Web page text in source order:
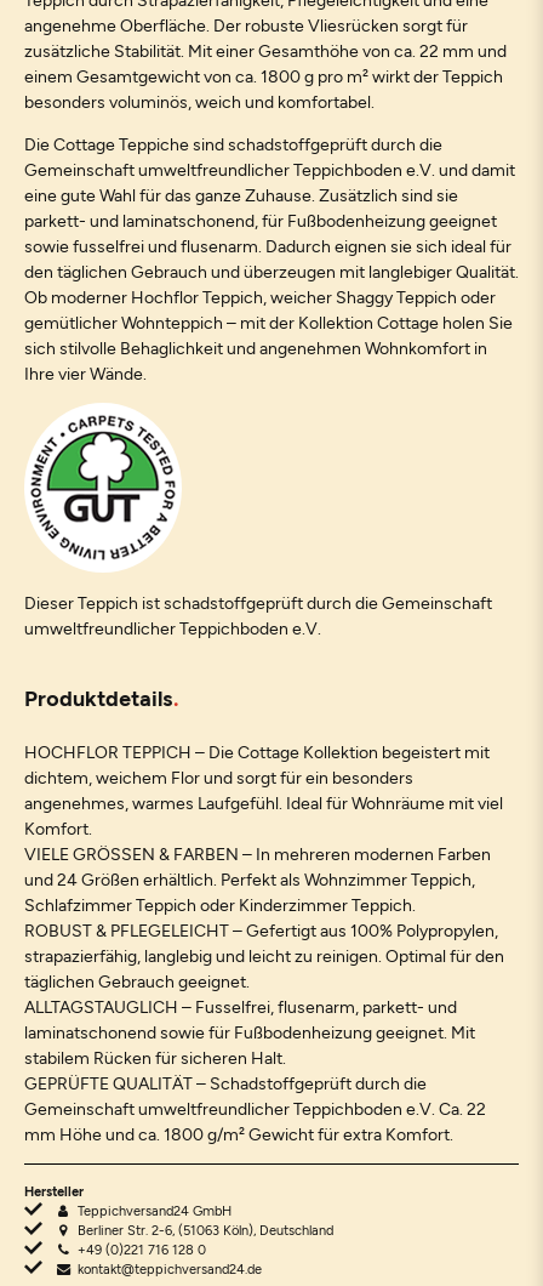
angenehme Oberfläche. Der robuste Vliesrücken sorgt für
zusätzliche Stabilität. Mit einer Gesamthöhe von ca. 22 mm und
einem Gesamtgewicht von ca. 1800 g pro m² wirkt der Teppich
besonders voluminös, weich und komfortabel.
Die Cottage Teppiche sind schadstoffgeprüft durch die
Gemeinschaft umweltfreundlicher Teppichboden e.V. und damit
eine gute Wahl für das ganze Zuhause. Zusätzlich sind sie
parkett- und laminatschonend, für Fußbodenheizung geeignet
sowie fusselfrei und flusenarm. Dadurch eignen sie sich ideal für
den täglichen Gebrauch und überzeugen mit langlebiger Qualität.
Ob moderner Hochflor Teppich, weicher Shaggy Teppich oder
gemütlicher Wohnteppich – mit der Kollektion Cottage holen Sie
sich stilvolle Behaglichkeit und angenehmen Wohnkomfort in
Ihre vier Wände.
Dieser Teppich ist schadstoffgeprüft durch die Gemeinschaft
umweltfreundlicher Teppichboden e.V.
Produktdetails
HOCHFLOR TEPPICH – Die Cottage Kollektion begeistert mit
dichtem, weichem Flor und sorgt für ein besonders
angenehmes, warmes Laufgefühl. Ideal für Wohnräume mit viel
Komfort.
VIELE GRÖSSEN & FARBEN – In mehreren modernen Farben
und 24 Größen erhältlich. Perfekt als Wohnzimmer Teppich,
Schlafzimmer Teppich oder Kinderzimmer Teppich.
ROBUST & PFLEGELEICHT – Gefertigt aus 100% Polypropylen,
strapazierfähig, langlebig und leicht zu reinigen. Optimal für den
täglichen Gebrauch geeignet.
ALLTAGSTAUGLICH – Fusselfrei, flusenarm, parkett- und
laminatschonend sowie für Fußbodenheizung geeignet. Mit
stabilem Rücken für sicheren Halt.
GEPRÜFTE QUALITÄT – Schadstoffgeprüft durch die
Gemeinschaft umweltfreundlicher Teppichboden e.V. Ca. 22
mm Höhe und ca. 1800 g/m² Gewicht für extra Komfort.
Hersteller
Teppichversand24 GmbH
Berliner Str. 2-6, (51063 Köln), Deutschland
+49 (0)221 716 128 0
kontakt@teppichversand24.de